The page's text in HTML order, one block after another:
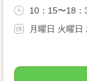
10：15〜18
月曜日 火曜日